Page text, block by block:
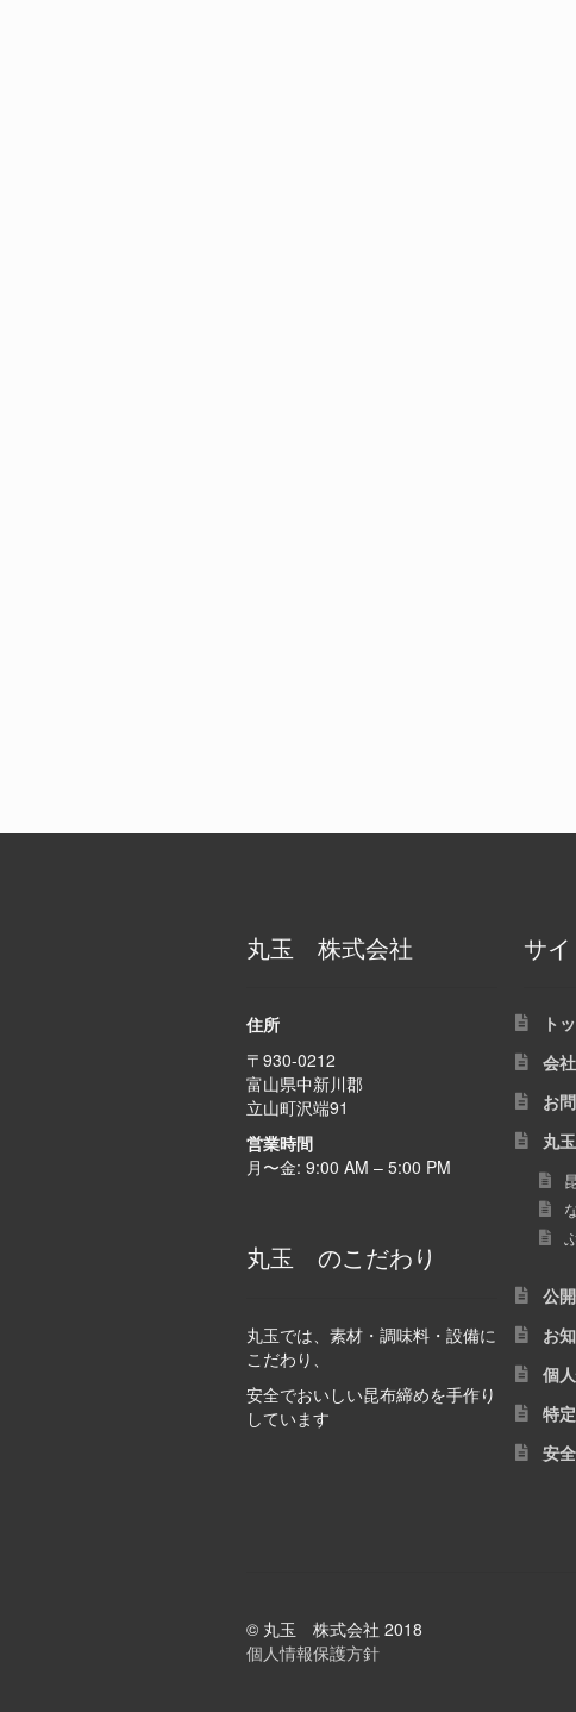
丸玉 株式会社
住所
〒930-0212
富山県中新川郡
立山町沢端91
営業時間
月〜金: 9:00 AM – 5:00 PM
丸玉 のこだわり
丸玉では、素材・調味料・設備に
こだわり、
安全でおいしい昆布締めを手作り
しています
サ
ト
会
お
丸
公
お
個
特
安
© 丸玉 株式会社 2018
個人情報保護方針